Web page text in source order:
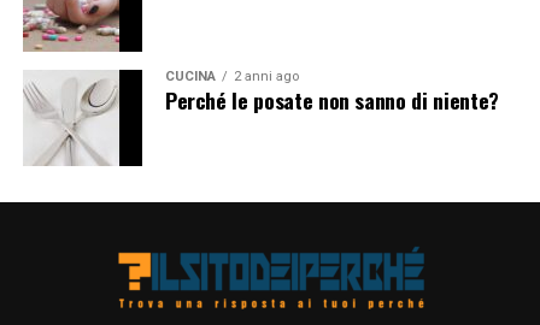
CUCINA 2 anni ago
Perché le posate non sanno di niente?